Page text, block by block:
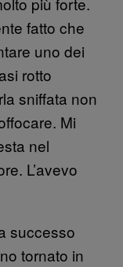
fatto che
uno dei
rotto
sniffata non
Mi
nel
L’avevo
successo
tornato in